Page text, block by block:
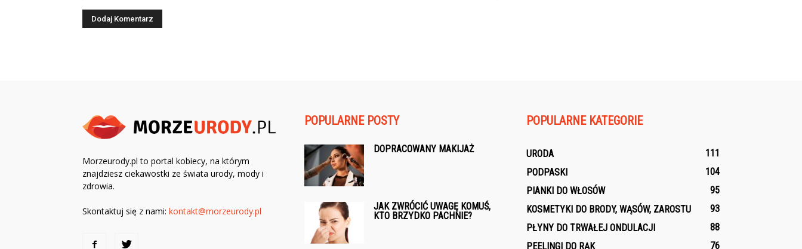
Morzeurody.pl to portal kobiecy, na którym
znajdziesz ciekawostki ze świata urody, mody i
zdrowia.
Skontaktuj się z nami: kontakt@morzeurody.pl
POPULARNE POSTY
DOPRACOWANY MAKIJAŻ
JAK ZWRÓCIĆ UWAGĘ KOMUŚ,
KTO BRZYDKO PACHNIE?
POPULARNE KATEGORIE
URODA
111
PODPASKI
104
PIANKI DO WŁOSÓW
95
KOSMETYKI DO BRODY, WĄSÓW, ZAROSTU
93
PŁYNY DO TRWAŁEJ ONDULACJI
88
PEELINGI DO RĄK
76